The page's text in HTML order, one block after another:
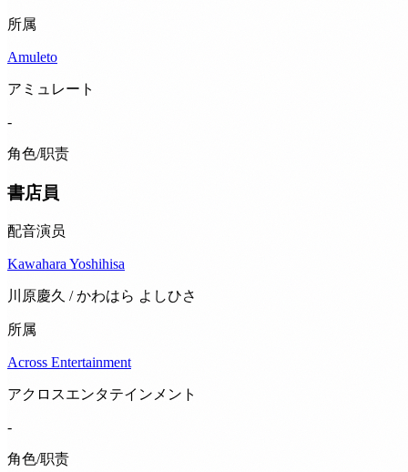
所属
Amuleto
アミュレート
-
角色/职责
書店員
配音演员
Kawahara Yoshihisa
川原慶久 / かわはら よしひさ
所属
Across Entertainment
アクロスエンタテインメント
-
角色/职责